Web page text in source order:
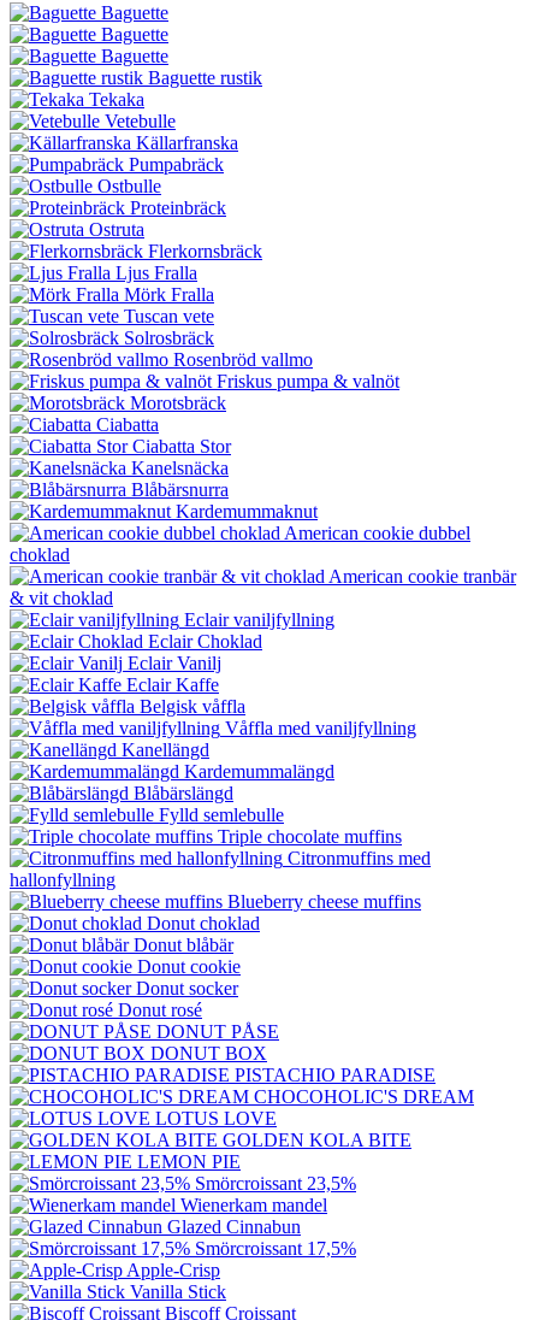
Baguette
Baguette
Baguette
Baguette rustik
Tekaka
Vetebulle
Källarfranska
Pumpabräck
Ostbulle
Proteinbräck
Ostruta
Flerkornsbräck
Ljus Fralla
Mörk Fralla
Tuscan vete
Solrosbräck
Rosenbröd vallmo
Friskus pumpa & valnöt
Morotsbräck
Ciabatta
Ciabatta Stor
Kanelsnäcka
Blåbärsnurra
Kardemummaknut
American cookie dubbel
choklad
American cookie tranbär
& vit choklad
Eclair vaniljfyllning
Eclair Choklad
Eclair Vanilj
Eclair Kaffe
Belgisk våffla
Våffla med vaniljfyllning
Kanellängd
Kardemummalängd
Blåbärslängd
Fylld semlebulle
Triple chocolate muffins
Citronmuffins med
hallonfyllning
Blueberry cheese muffins
Donut choklad
Donut blåbär
Donut cookie
Donut socker
Donut rosé
DONUT PÅSE
DONUT BOX
PISTACHIO PARADISE
CHOCOHOLIC'S DREAM
LOTUS LOVE
GOLDEN KOLA BITE
LEMON PIE
Smörcroissant 23,5%
Wienerkam mandel
Glazed Cinnabun
Smörcroissant 17,5%
Apple-Crisp
Vanilla Stick
Biscoff Croissant